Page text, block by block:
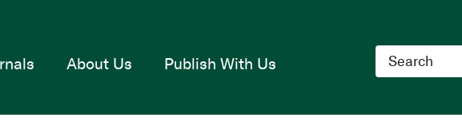
Search
About Us Publish With Us